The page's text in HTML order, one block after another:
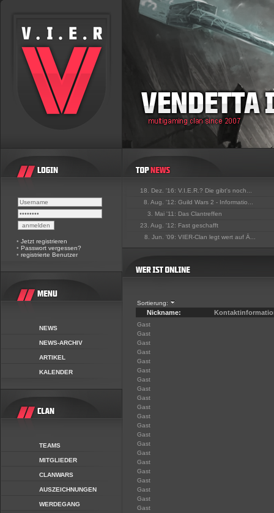
• Jetzt registrieren
• Passwort vergessen?
• registrierte Benutzer
NEWS
NEWS-ARCHIV
ARTIKEL
KALENDER
TEAMS
MITGLIEDER
CLANWARS
AUSZEICHNUNGEN
WERDEGANG
18. Dez. '16: V.I.E.R.? Die gibt's noch...
8. Aug. '12: Guild Wars 2 - Informatio...
3. Mai '11: Das Clantreffen
23. Aug. '12: Fast geschafft
8. Jun. '09: VIER-Clan legt wert auf Ä...
Sortierung:
Nickname:
Gast
Gast
Gast
Gast
Gast
Gast
Gast
Gast
Gast
Gast
Gast
Gast
Gast
Gast
Gast
Gast
Gast
Gast
Gast
Gast
Gast